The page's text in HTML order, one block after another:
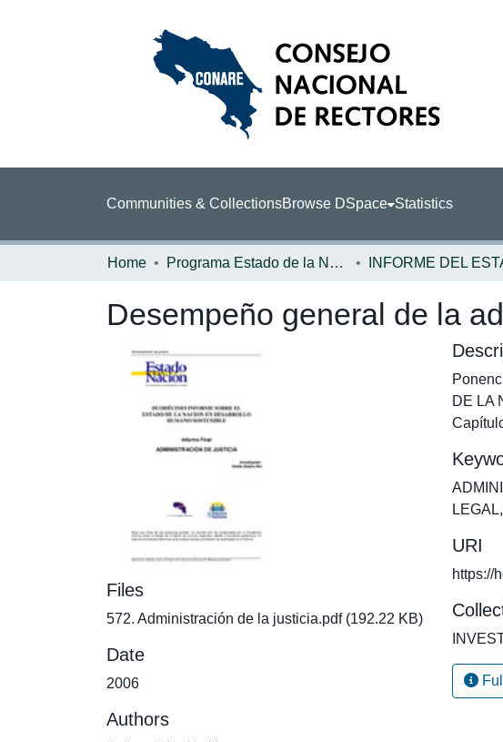
Communities & CollectionsBrowse DSpace Statistics
Home Programa Estado de la Nación (PEN)
Desempeño general de la
Files
572. Administración de la justicia.pdf(192.22 KB)
Date
2006
Authors
DE LA
LEGAL,
URI
https://